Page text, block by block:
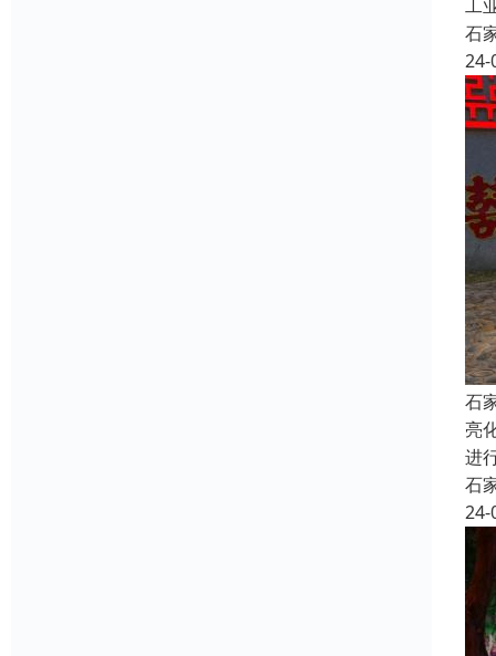
工
石
24-
石
亮
进
石
24-